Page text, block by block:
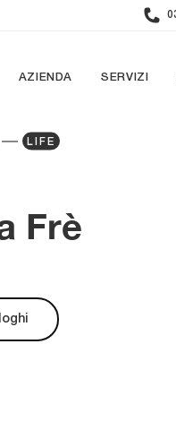
AZIENDA SERVIZI
LIFE
Frè